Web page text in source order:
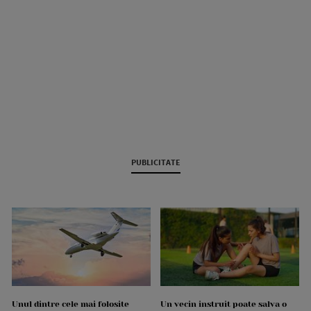
PUBLICITATE
Unul dintre cele mai folosite Un vecin instruit poate salva o